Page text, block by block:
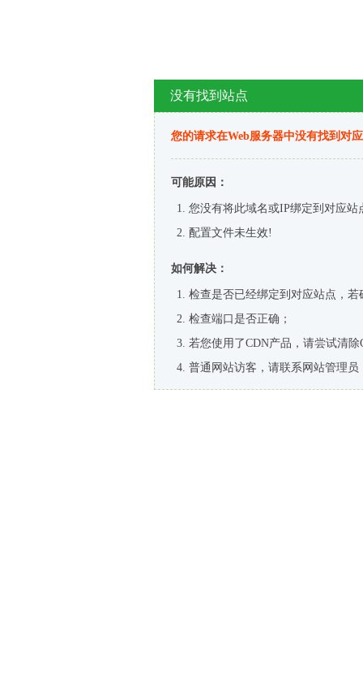
没有找到站点
您的请求在Web服务器中没有找到对
可能原因：
您没有将此域名或IP绑定到对应站
配置文件未生效!
如何解决：
检查是否已经绑定到对应站点，
检查端口是否正确；
若您使用了CDN产品，请尝试清除
普通网站访客，请联系网站管理员